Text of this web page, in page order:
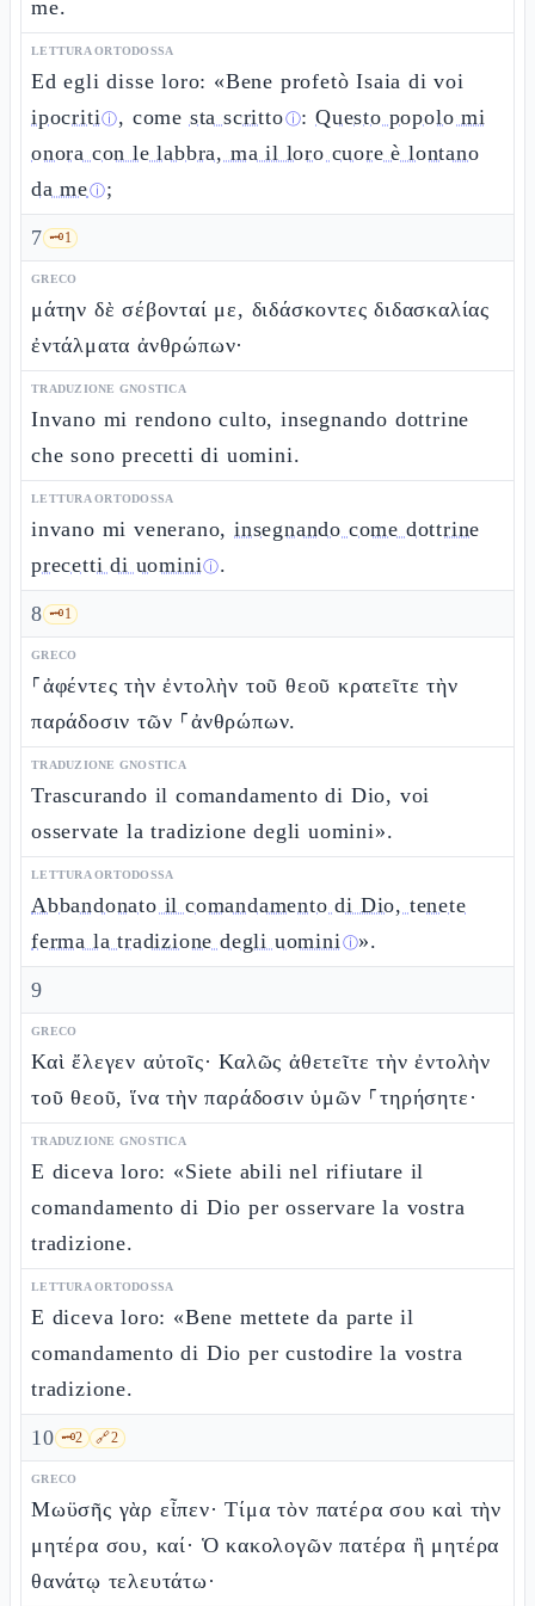
me.
LETTURA ORTODOSSA
Ed egli disse loro: «Bene profetò Isaia di voi
ipocritiⓘ, come sta scrittoⓘ:Questo popolo mi
onora con le labbra, ma il loro cuore è lontano
da meⓘ;
7 🗝️1
GRECO
μάτην δὲ σέβονταί με, διδάσκοντες διδασκαλίας
ἐντάλματα ἀνθρώπων·
TRADUZIONE GNOSTICA
Invano mi rendono culto, insegnando dottrine
che sono precetti di uomini.
LETTURA ORTODOSSA
invano mi venerano,insegnando come dottrine
precetti di uominiⓘ.
8 🗝️1
GRECO
⸀ἀφέντες τὴν ἐντολὴν τοῦ θεοῦ κρατεῖτε τὴν
παράδοσιν τῶν ⸀ἀνθρώπων.
TRADUZIONE GNOSTICA
Trascurando il comandamento di Dio, voi
osservate la tradizione degli uomini».
LETTURA ORTODOSSA
Abbandonato il comandamento di Dio, tenete
ferma la tradizione degli uominiⓘ».
9
GRECO
Καὶ ἔλεγεν αὐτοῖς· Καλῶς ἀθετεῖτε τὴν ἐντολὴν
τοῦ θεοῦ, ἵνα τὴν παράδοσιν ὑμῶν ⸀τηρήσητε·
TRADUZIONE GNOSTICA
E diceva loro: «Siete abili nel rifiutare il
comandamento di Dio per osservare la vostra
tradizione.
LETTURA ORTODOSSA
E diceva loro: «Bene mettete da parte il
comandamento di Dio per custodire la vostra
tradizione.
10 🗝️2 🔗2
GRECO
Μωϋσῆς γὰρ εἶπεν· Τίμα τὸν πατέρα σου καὶ τὴν
μητέρα σου, καί· Ὁ κακολογῶν πατέρα ἢ μητέρα
θανάτῳ τελευτάτω·